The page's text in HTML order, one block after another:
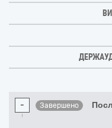
- Завершено